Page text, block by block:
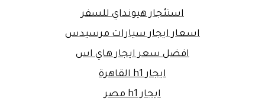
استئجار هيونداي للسفر
اسعار ايجار سيارات مرسيدس
افضل سعر ايجار هاي اس
ايجار h1 القاهرة
ايجار h1 مصر